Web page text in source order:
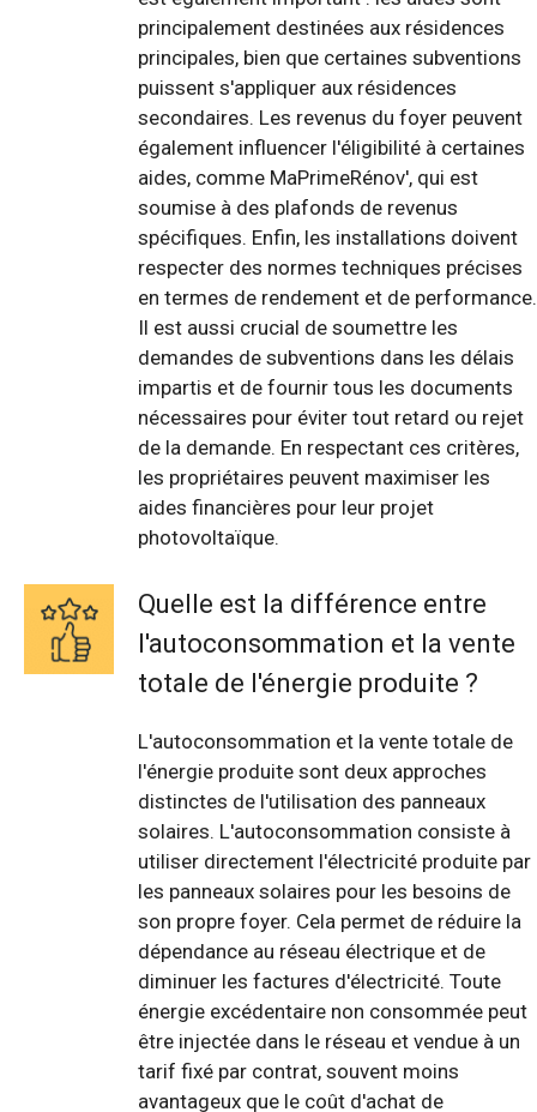
principalement destinées aux résidences
principales, bien que certaines subventions
puissent s'appliquer aux résidences
secondaires. Les revenus du foyer peuvent
également influencer l'éligibilité à certaines
aides, comme MaPrimeRénov', qui est
soumise à des plafonds de revenus
spécifiques. Enfin, les installations doivent
respecter des normes techniques précises
en termes de rendement et de performance.
Il est aussi crucial de soumettre les
demandes de subventions dans les délais
impartis et de fournir tous les documents
nécessaires pour éviter tout retard ou rejet
de la demande. En respectant ces critères,
les propriétaires peuvent maximiser les
aides financières pour leur projet
photovoltaïque.
Quelle est la différence entre
l'autoconsommation et la vente
totale de l'énergie produite ?
L'autoconsommation et la vente totale de
l'énergie produite sont deux approches
distinctes de l'utilisation des panneaux
solaires. L'autoconsommation consiste à
utiliser directement l'électricité produite par
les panneaux solaires pour les besoins de
son propre foyer. Cela permet de réduire la
dépendance au réseau électrique et de
diminuer les factures d'électricité. Toute
énergie excédentaire non consommée peut
être injectée dans le réseau et vendue à un
tarif fixé par contrat, souvent moins
avantageux que le coût d'achat de